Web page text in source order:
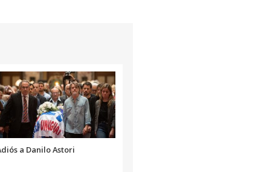
a Danilo Astori